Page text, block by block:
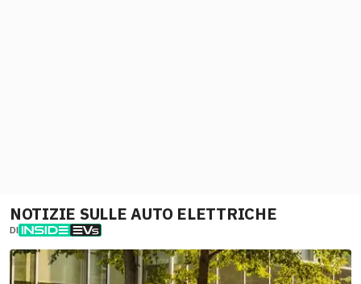
NOTIZIE SULLE AUTO ELETTRICHE
DI